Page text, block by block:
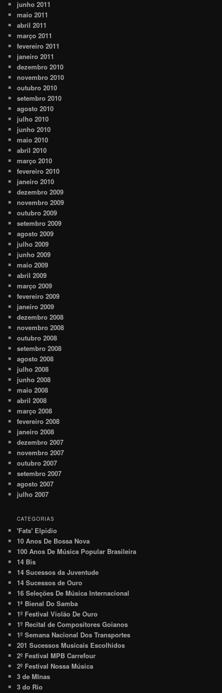
junho 2011
maio 2011
abril 2011
março 2011
fevereiro 2011
janeiro 2011
dezembro 2010
novembro 2010
outubro 2010
setembro 2010
agosto 2010
julho 2010
junho 2010
maio 2010
abril 2010
março 2010
fevereiro 2010
janeiro 2010
dezembro 2009
novembro 2009
outubro 2009
setembro 2009
agosto 2009
julho 2009
junho 2009
maio 2009
abril 2009
março 2009
fevereiro 2009
janeiro 2009
dezembro 2008
novembro 2008
outubro 2008
setembro 2008
agosto 2008
julho 2008
junho 2008
maio 2008
abril 2008
março 2008
fevereiro 2008
janeiro 2008
dezembro 2007
novembro 2007
outubro 2007
setembro 2007
agosto 2007
julho 2007
CATEGORIAS
'Fats' Elpidio
10 Anos De Bossa Nova
100 Anos De Música Popular Brasileira
14 Bis
14 Sucessos da Juventude
14 Sucessos de Ouro
16 Seleções De Música Internacional
1ª Bienal Do Samba
1º Festival Violão De Ouro
1º Recital de Compositores Goianos
1º Semana Nacional Dos Transportes
201 Sucessos Musicais Escolhidos
2º Festival MPB Carrefour
2º Festival Nossa Música
3 de MInas
3 do Rio